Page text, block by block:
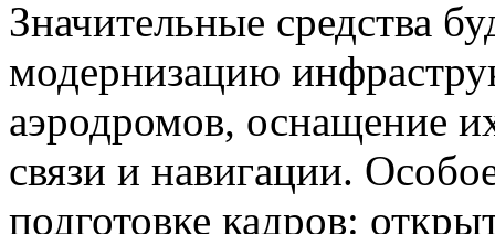
Значительные средства
модернизацию
аэродромов, оснащение
связи и навигации.
подготовке кадров: